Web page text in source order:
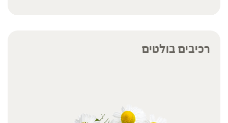
בהיריון, נשים מניקות, ילדים, אנשים החולים במחלות כרוניות והנוטלים
תרופות מרשם – יש להיוועץ ברופא לפני השימוש. המונח 'צמחי מרפא'
רכיבים בולטים